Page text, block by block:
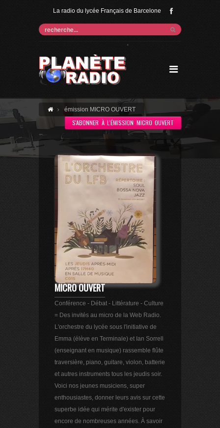
La radio du lycée Français de Barcelone
'
émission MICRO OUVERT
S'ABONNER À L'ÉMISSION MICRO OUVERT
MICRO OUVERT
Conférence - Débat - Littérature - Culture
= Des invités au micro de la Web Radio.
L'orchestre du lycée sous l'initiative de
Emma (élève en Terminale) et Ian Sorrell
(enseignant en musique) rassemble flûte
traversière, piano, guitare, violon, batterie
et autres instruments tous les jeudis soir.
Voici nos jeunes musiciens, super
enthousiastes, donner leurs avis sur cette
superbe idée qui mérite d'exister pour
encore de nombreuses années. À savoir